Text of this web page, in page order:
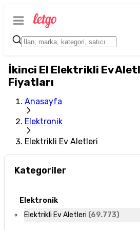
İkinci El Elektrikli Ev
Fiyatları
Anasayfa
Elektronik
Elektrikli Ev Aletleri
Kategoriler
Elektronik
Elektrikli Ev Aletleri (69.773)